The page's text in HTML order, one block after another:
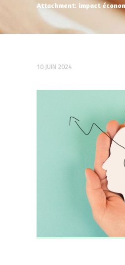
Attachment: impact
10 JUIN 2024